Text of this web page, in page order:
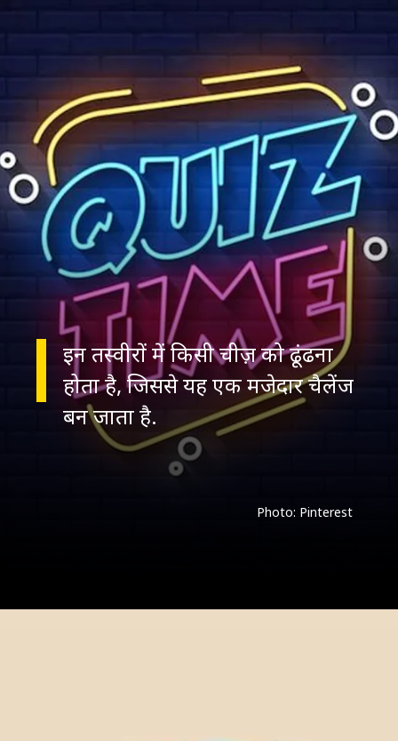
इन तस्वीरों में किसी चीज़ को ढूंढना
होता है, जिससे यह एक मजेदार चैलेंज
Photo: Pinterest